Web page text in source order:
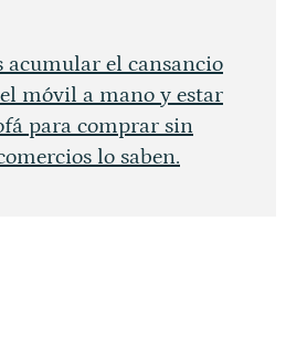
acumular el cansancio
móvil a mano y estar
para comprar sin
lo saben.